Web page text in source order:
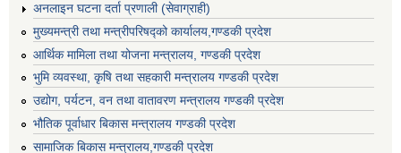
अनलाइन घटना दर्ता प्रणाली (सेवाग्राही)
मुख्यमन्त्री तथा मन्त्रीपरिषद्को कार्यालय,गण्डकी प्रदेश
आर्थिक मामिला तथा योजना मन्त्रालय, गण्डकी प्रदेश
भुमि व्यवस्था, कृषि तथा सहकारी मन्त्रालय गण्डकी प्रदेश
उद्योग, पर्यटन, वन तथा वातावरण मन्त्रालय गण्डकी प्रदेश
भौतिक पूर्वाधार बिकास मन्त्रालय गण्डकी प्रदेश
सामाजिक बिकास मन्त्रालय,गण्डकी प्रदेश